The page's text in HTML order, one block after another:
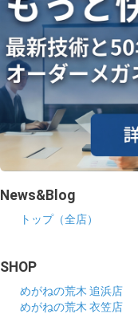
News&Blog
トップ（全店）
SHOP
めがねの荒木 追浜店
めがねの荒木 衣笠店